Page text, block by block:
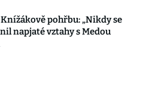
pohřbu: „Nikdy se
napjaté vztahy s Medou